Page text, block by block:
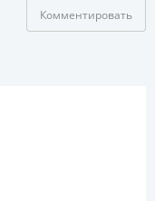
Комментировать